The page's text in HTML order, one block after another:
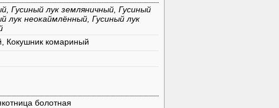
Гусиный лук земляничный, Гусиный
лук неокаймлённый, Гусиный лук
Кокушник комариный
болотная